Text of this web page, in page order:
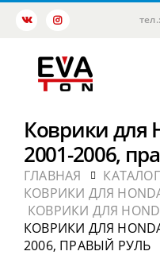
тел.:
Коврики для
2001-2006,
ГЛАВНАЯ
КАТАЛОГ
КОВРИКИ ДЛЯ
КОВРИКИ ДЛЯ
КОВРИКИ ДЛЯ
2006, ПРАВЫЙ РУЛЬ